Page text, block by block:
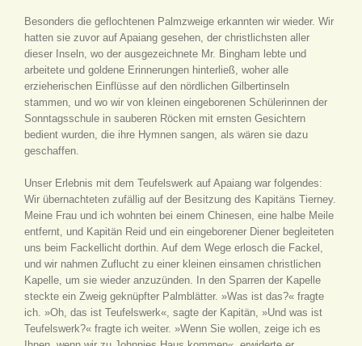
Besonders die geflochtenen Palmzweige erkannten wir wieder. Wir
hatten sie zuvor auf Apaiang gesehen, der christlichsten aller
dieser Inseln, wo der ausgezeichnete Mr. Bingham lebte und
arbeitete und goldene Erinnerungen hinterließ, woher alle
erzieherischen Einflüsse auf den nördlichen Gilbertinseln
stammen, und wo wir von kleinen eingeborenen Schülerinnen der
Sonntagsschule in sauberen Röcken mit ernsten Gesichtern
bedient wurden, die ihre Hymnen sangen, als wären sie dazu
geschaffen.
Unser Erlebnis mit dem Teufelswerk auf Apaiang war folgendes:
Wir übernachteten zufällig auf der Besitzung des Kapitäns Tierney.
Meine Frau und ich wohnten bei einem Chinesen, eine halbe Meile
entfernt, und Kapitän Reid und ein eingeborener Diener begleiteten
uns beim Fackellicht dorthin. Auf dem Wege erlosch die Fackel,
und wir nahmen Zuflucht zu einer kleinen einsamen christlichen
Kapelle, um sie wieder anzuzünden. In den Sparren der Kapelle
steckte ein Zweig geknüpfter Palmblätter. »Was ist das?« fragte
ich. »Oh, das ist Teufelswerk«, sagte der Kapitän, »Und was ist
Teufelswerk?« fragte ich weiter. »Wenn Sie wollen, zeige ich es